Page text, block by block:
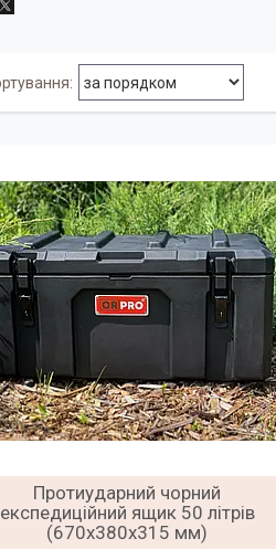
Протиударний чорний
експедиційний ящик 50 літрів
(670х380х315 мм)